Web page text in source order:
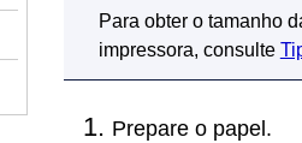
Para obter o tamanho
impressora, consulte
Prepare o papel.